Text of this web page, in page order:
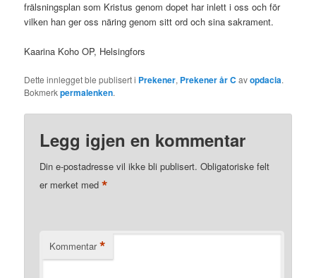
frälsningsplan som Kristus genom dopet har inlett i oss och för
vilken han ger oss näring genom sitt ord och sina sakrament.
Kaarina Koho OP, Helsingfors
Dette innlegget ble publisert i Prekener, Prekener år C avopdacia.
Bokmerkpermalenken.
Legg igjen en kommentar
Din e-postadresse vil ikke bli publisert. Obligatoriske felt
er merket med*
Kommentar *